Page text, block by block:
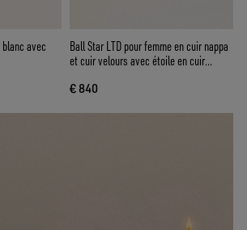
avec
Ball Star LTD pour femme en cuir nappa
et cuir velours avec étoile en cuir
€ 840